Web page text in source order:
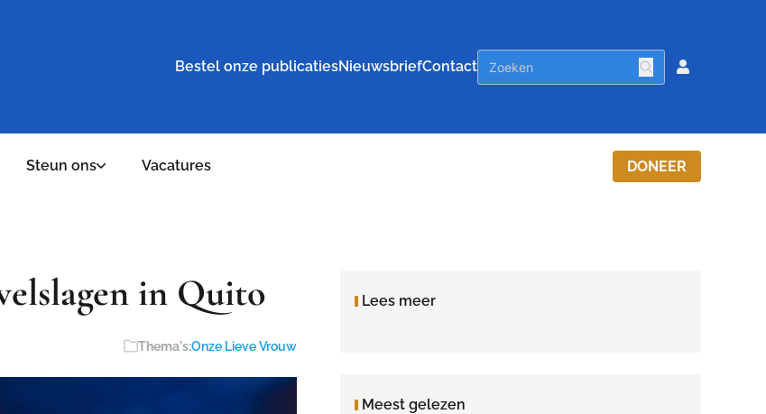
Bestel onze publicatiesNieuwsbriefContact
Steun ons Vacatures DONEER
in Quito
Thema's:Onze Lieve Vrouw
Lees meer
Meest gelezen